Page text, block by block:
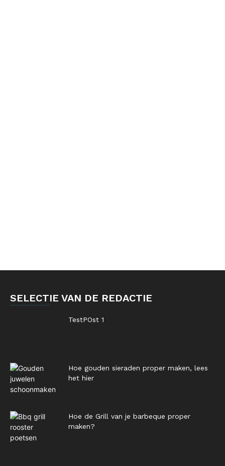
SELECTIE VAN DE REDACTIE
TestPOst 1
Hoe gouden sieraden proper maken, lees
het hier
Hoe de Grill van je barbeque proper
maken?